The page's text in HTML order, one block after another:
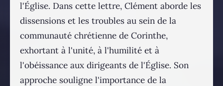
l'Église. Dans cette lettre, Clément aborde les
dissensions et les troubles au sein de la
communauté chrétienne de Corinthe,
exhortant à l'unité, à l'humilité et à
l'obéissance aux dirigeants de l'Église. Son
approche souligne l'importance de la